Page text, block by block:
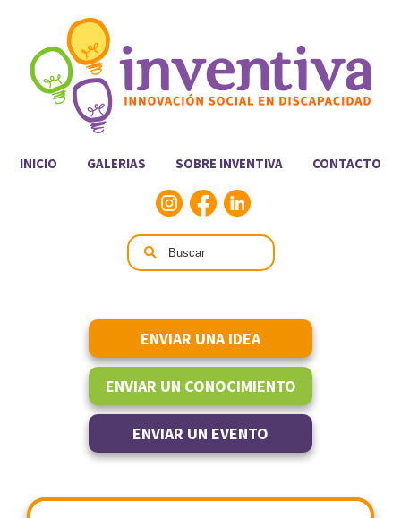
INICIO GALERIAS SOBRE INVENTIVA CONTACTO
ENVIAR UNA IDEA
ENVIAR UN CONOCIMIENTO
ENVIAR UN EVENTO